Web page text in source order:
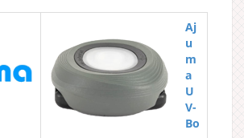
Aj
u
m
a
U
V-
Bo